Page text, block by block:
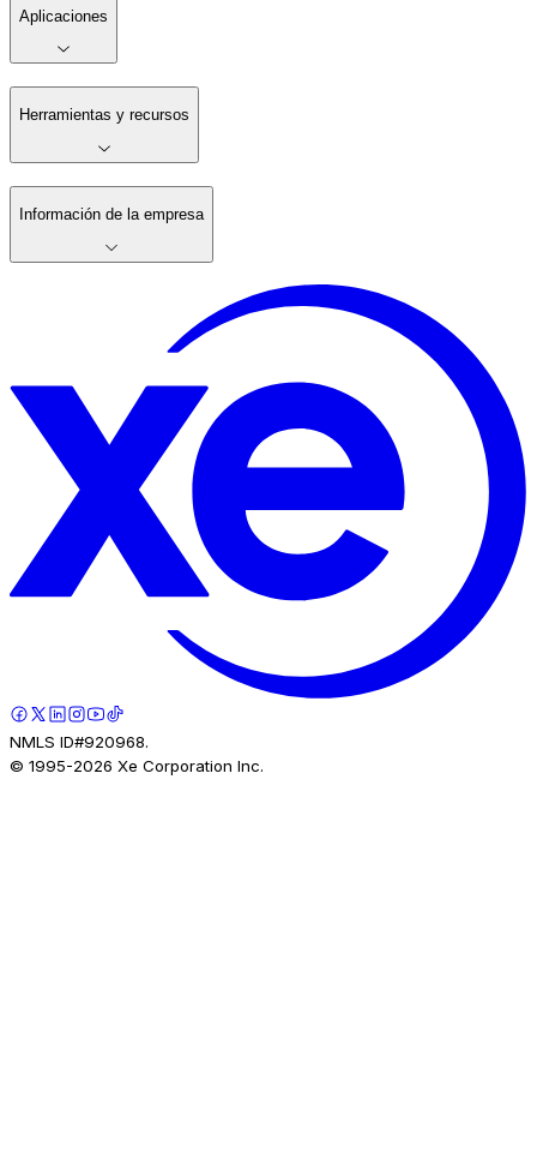
Aplicaciones
Herramientas y recursos
Información de la empresa
NMLS ID#920968.
© 1995-2026 Xe Corporation Inc.